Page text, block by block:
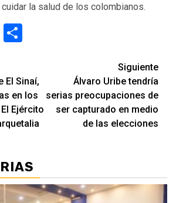
la salud de los colombianos.
WhatsApp
El Sinaí,
en los
Ejército
Siguiente
Álvaro Uribe tendría
serias preocupaciones de
ser capturado en medio
de las elecciones